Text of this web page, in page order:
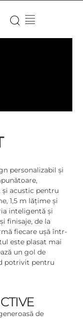
personalizabil și
acustic pentru
1,5 m lățime și
inteligentă și
finisaje, de la
fiecare ușă într-
este plasat mai
un gol de
potrivit pentru
de